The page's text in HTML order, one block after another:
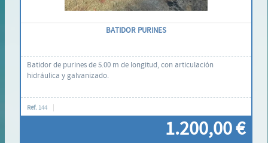
BATIDOR PURINES
Batidor de purines de 5.00 m de longitud, con articulación
hidráulica y galvanizado.
Ref. 144
1.200,00 €